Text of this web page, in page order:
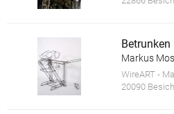
Betrunken
Markus
WireART -
20090